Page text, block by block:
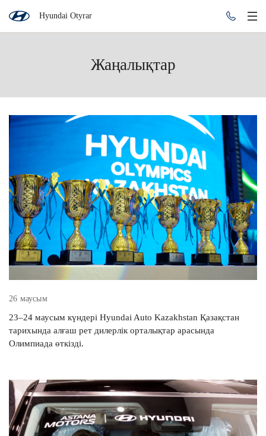
Hyundai Otyrar
Жаңалықтар
26 маусым
23–24 маусым күндері Hyundai Auto Kazakhstan Қазақстан
тарихында алғаш рет дилерлік орталықтар арасында
Олимпиада өткізді.